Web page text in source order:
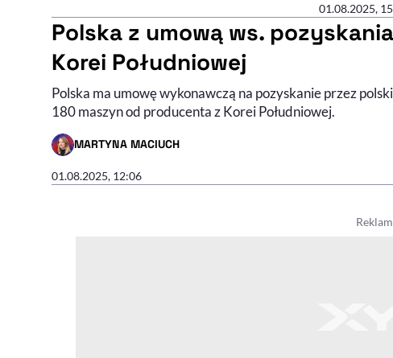
01.08.2025,
Polska z umową ws.
Korei Południowej
Polska ma umowę wykonawczą na pozyskanie przez
180 maszyn od producenta z Korei Południowej.
MARTYNA MACIUCH
- AUTOR ARTYKUŁU - PROFIL
01.08.2025, 12:06